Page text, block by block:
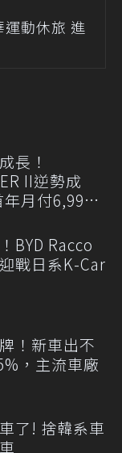
運動休旅 進
長！
II逆勢成
年月付6,999
BYD Racco
戰日系K-Car
！新車出不
，主流車廠
了! 捨韓系車